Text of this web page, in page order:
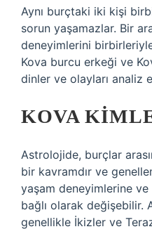
Aynı burçtaki iki kişi
sorun yaşamazlar. Bir
deneyimlerini
Kova burcu erkeği ve
dinler ve olayları analiz
KOVA
Astrolojide, burçlar
bir kavramdır ve
yaşam deneyimlerine
bağlı olarak değişebilir.
genellikle İkizler ve